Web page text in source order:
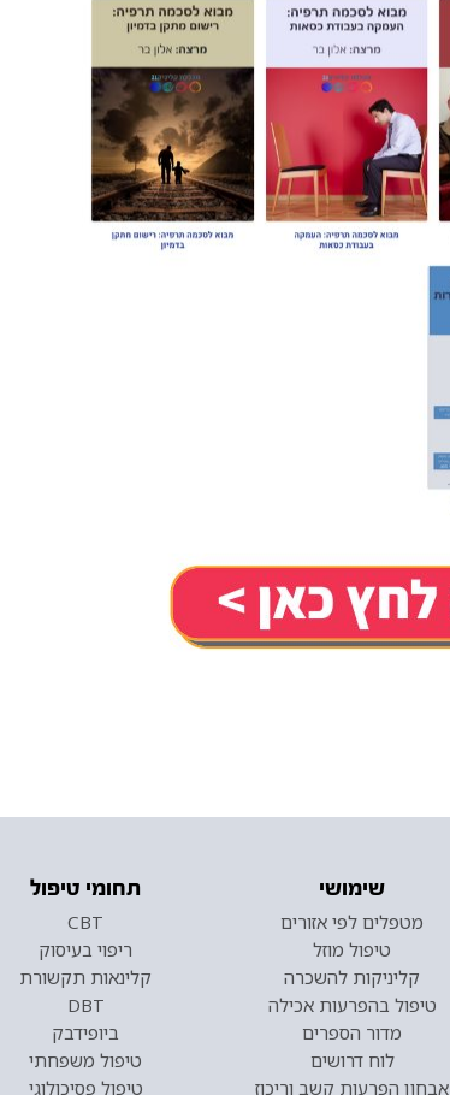
שימושי
מטפלים לפי אזורים
טיפול מוזל
קליניקות להשכרה
טיפול בהפרעות אכילה
מדור הספרים
לוח דרושים
אבחון הפרעות קשב וריכוז
תחומי טיפול
CBT
ריפוי בעיסוק
קלינאות תקשורת
DBT
ביופידבק
טיפול משפחתי
טיפול פסיכולוגי